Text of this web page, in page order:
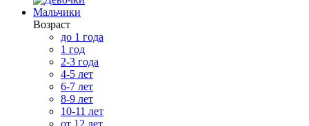
Мальчики
Возраст
до 1 года
1 год
2-3 года
4-5 лет
6-7 лет
8-9 лет
10-11 лет